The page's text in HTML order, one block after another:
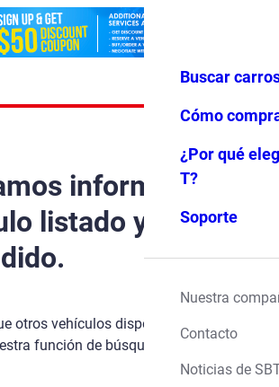
Favoritos Menú
Buscar
Cómo
¿Por qué
T?
Soporte
Nuestra
Contacto
Noticias de
informarle que
listado ya ha
otros vehículos disponibles utilizando
función de búsqueda.